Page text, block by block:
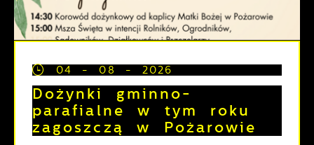
04 - 08 - 2026
Dożynki gminno-
parafialne w tym roku
zagoszczą w Pożarowie